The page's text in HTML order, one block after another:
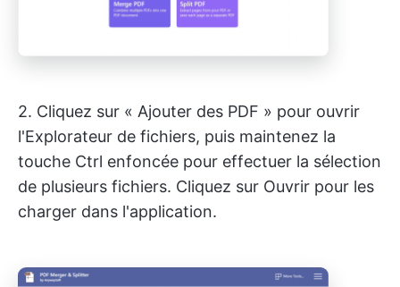
2. Cliquez sur « Ajouter des PDF » pour ouvrir
l'Explorateur de fichiers, puis maintenez la
touche Ctrl enfoncée pour effectuer la sélection
de plusieurs fichiers. Cliquez sur Ouvrir pour les
charger dans l'application.